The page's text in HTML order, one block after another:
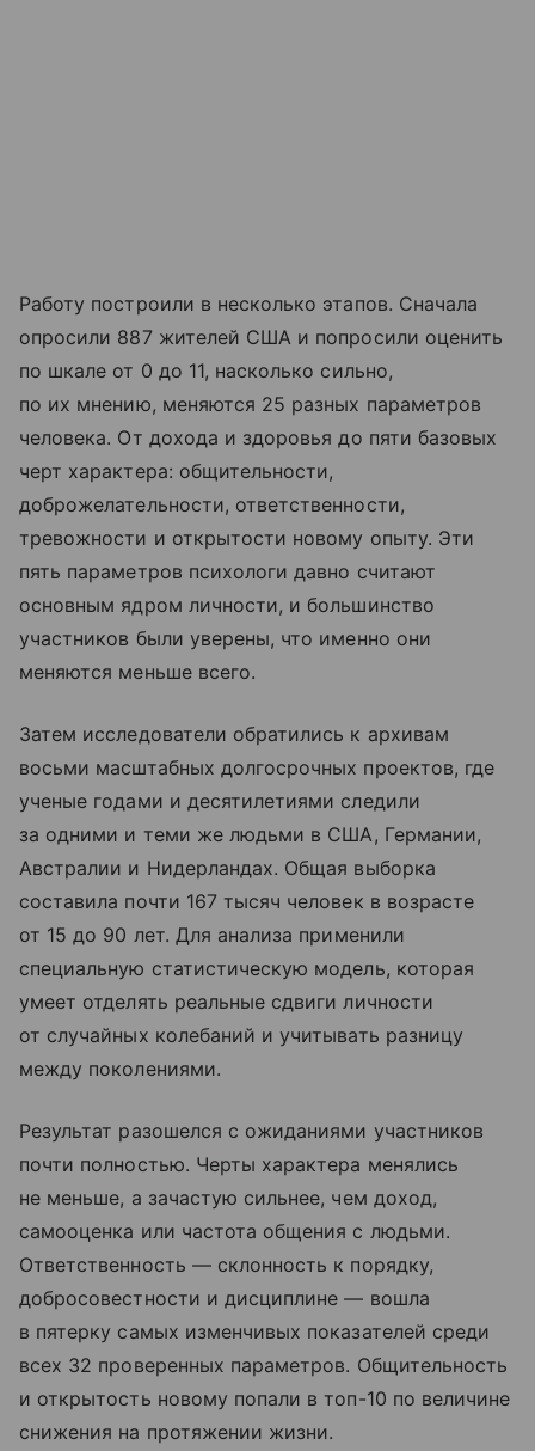
Работу построили в несколько этапов. Сначала
опросили 887 жителей США и попросили оценить
по шкале от 0 до 11, насколько сильно,
по их мнению, меняются 25 разных параметров
человека. От дохода и здоровья до пяти базовых
черт характера: общительности,
доброжелательности, ответственности,
тревожности и открытости новому опыту. Эти
пять параметров психологи давно считают
основным ядром личности, и большинство
участников были уверены, что именно они
меняются меньше всего.
Затем исследователи обратились к архивам
восьми масштабных долгосрочных проектов, где
ученые годами и десятилетиями следили
за одними и теми же людьми в США, Германии,
Австралии и Нидерландах. Общая выборка
составила почти 167 тысяч человек в возрасте
от 15 до 90 лет. Для анализа применили
специальную статистическую модель, которая
умеет отделять реальные сдвиги личности
от случайных колебаний и учитывать разницу
между поколениями.
Результат разошелся с ожиданиями участников
почти полностью. Черты характера менялись
не меньше, а зачастую сильнее, чем доход,
самооценка или частота общения с людьми.
Ответственность — склонность к порядку,
добросовестности и дисциплине — вошла
в пятерку самых изменчивых показателей среди
всех 32 проверенных параметров. Общительность
и открытость новому попали в топ-10 по величине
снижения на протяжении жизни.